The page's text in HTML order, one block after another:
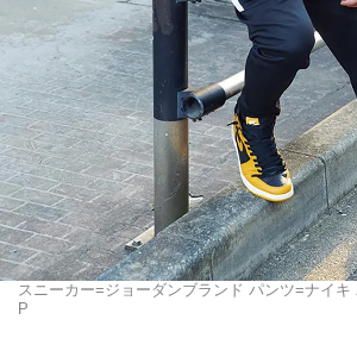
スニーカー=ジョーダンブランド パンツ=ナイキ
P